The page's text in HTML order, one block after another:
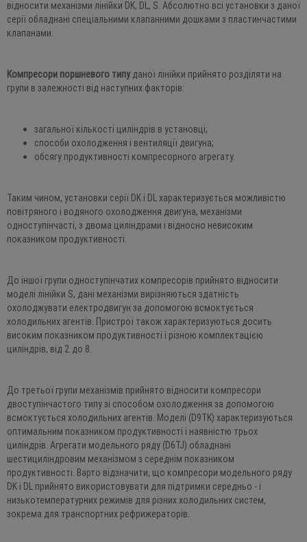
відносити механізми лінійки DK, DL, S. Абсолютно всі установки з даної
серії обладнані спеціальними клапанними дошками з пластинчастими
клапанами.
Компресори поршневого типу даної лінійки прийнято розділяти на
групи в залежності від наступних факторів:
загальної кількості циліндрів в установці;
способи охолодження і вентиляції двигуна;
обсягу продуктивності компресорного агрегату.
Таким чином, установки серії DK і DL характеризується можливістю
повітряного і водяного охолодження двигуна, механізми
одноступінчасті, з двома циліндрами і відносно невисоким
показником продуктивності.
До іншої групи одноступінчатих компресорів прийнято відносити
моделі лінійки S, дані механізми вирізняються здатність
охолоджувати електродвигун за допомогою всмоктується
холодильних агентів. Пристрої також характеризуються досить
високим показником продуктивності і різною комплектацією
циліндрів, від 2 до 8.
До третьої групи механізмів прийнято відносити компресори
двоступінчастого типу зі способом охолодження за допомогою
всмоктується холодильних агентів. Моделі (D9TK) характеризуються
оптимальним показником продуктивності і наявністю трьох
циліндрів. Агрегати модельного ряду (D6TJ) обладнані
шестициліндровим механізмом з середнім показником
продуктивності. Варто відзначити, що компресори модельного ряду
DK і DL прийнято використовувати для підтримки середньо - і
низькотемпературних режимів для різних холодильних систем,
зокрема для транспортних рефрижераторів.